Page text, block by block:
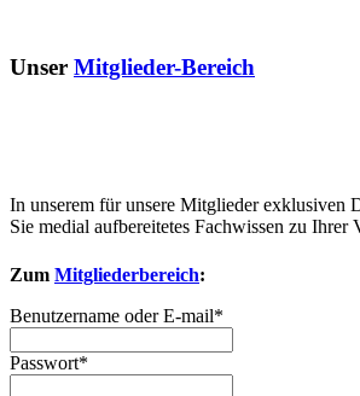
Unser Mitglieder-Bereich
In unserem für unsere Mitglieder exklusiven
Sie medial aufbereitetes Fachwissen zu Ihrer
Zum Mitgliederbereich:
Benutzername oder E-mail*
Passwort*